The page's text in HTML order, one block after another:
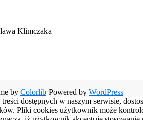
Klimczaka
by Colorlib Powered by WordPress
dostępnych w naszym serwisie,
Pliki cookies użytkownik może